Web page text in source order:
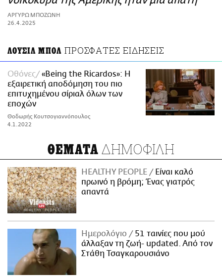
ΑΜΠΑ
PRINT
ΑΡΓΥΡΩ ΜΠΟΖΩΝΗ
26.4.2025
ΛΟΥΣΙΛ ΜΠΟΛ ΠΡΟΣΦΑΤΕΣ ΕΙΔΗΣΕΙΣ
Οθόνες
«Being the Ricardos»: Η
εξαιρετική αποδόμηση του πιο
επιτυχημένου σίριαλ όλων των
εποχών
Θοδωρής Κουτσογιαννόπουλος
4.1.2022
ΘΕΜΑΤΑ ΔΗΜΟΦΙΛΗ
HEALTHY PEOPLE
Είναι καλό
πρωινό η βρόμη; Ένας γιατρός
απαντά
Ημερολόγιο
51 ταινίες που μού
άλλαξαν τη ζωή- updated. Aπό τον
Στάθη Τσαγκαρουσιάνο